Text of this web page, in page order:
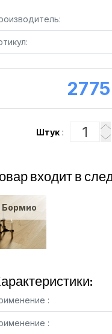
Штук :
входит в
Бормио
:
: